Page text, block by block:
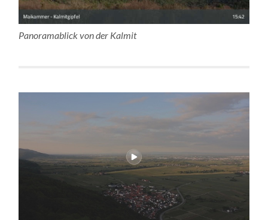
Panoramablick von der Kalmit